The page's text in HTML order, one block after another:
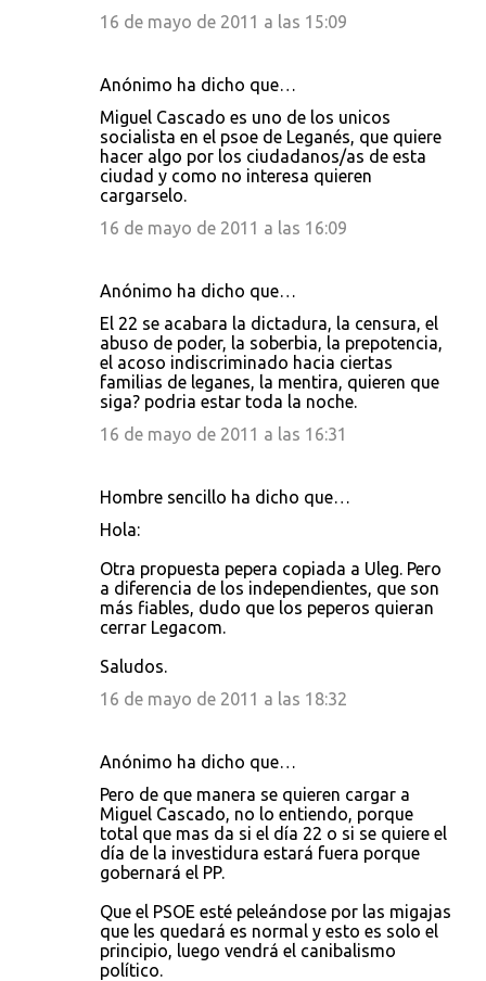
16 de mayo de 2011 a las 15:09
Anónimo ha dicho que…
Miguel Cascado es uno de los unicos
socialista en el psoe de Leganés, que quiere
hacer algo por los ciudadanos/as de esta
ciudad y como no interesa quieren
cargarselo.
16 de mayo de 2011 a las 16:09
Anónimo ha dicho que…
El 22 se acabara la dictadura, la censura, el
abuso de poder, la soberbia, la prepotencia,
el acoso indiscriminado hacia ciertas
familias de leganes, la mentira, quieren que
siga? podria estar toda la noche.
16 de mayo de 2011 a las 16:31
Hombre sencillo ha dicho que…
Hola:
Otra propuesta pepera copiada a Uleg. Pero
a diferencia de los independientes, que son
más fiables, dudo que los peperos quieran
cerrar Legacom.
Saludos.
16 de mayo de 2011 a las 18:32
Anónimo ha dicho que…
Pero de que manera se quieren cargar a
Miguel Cascado, no lo entiendo, porque
total que mas da si el día 22 o si se quiere el
día de la investidura estará fuera porque
gobernará el PP.
Que el PSOE esté peleándose por las migajas
que les quedará es normal y esto es solo el
principio, luego vendrá el canibalismo
político.